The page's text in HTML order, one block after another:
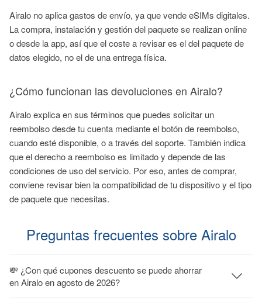
Airalo no aplica gastos de envío, ya que vende eSIMs digitales.
La compra, instalación y gestión del paquete se realizan online
o desde la app, así que el coste a revisar es el del paquete de
datos elegido, no el de una entrega física.
¿Cómo funcionan las devoluciones en Airalo?
Airalo explica en sus términos que puedes solicitar un
reembolso desde tu cuenta mediante el botón de reembolso,
cuando esté disponible, o a través del soporte. También indica
que el derecho a reembolso es limitado y depende de las
condiciones de uso del servicio. Por eso, antes de comprar,
conviene revisar bien la compatibilidad de tu dispositivo y el tipo
de paquete que necesitas.
Preguntas frecuentes sobre Airalo
💸 ¿Con qué cupones descuento se puede ahorrar
en Airalo en agosto de 2026?